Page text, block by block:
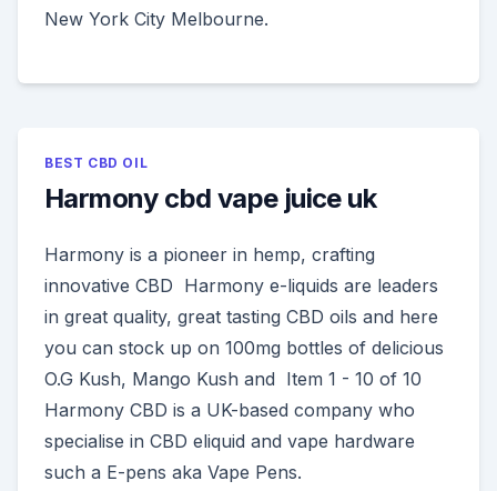
New York City Melbourne.
BEST CBD OIL
Harmony cbd vape juice uk
Harmony is a pioneer in hemp, crafting
innovative CBD Harmony e-liquids are leaders
in great quality, great tasting CBD oils and here
you can stock up on 100mg bottles of delicious
O.G Kush, Mango Kush and Item 1 - 10 of 10
Harmony CBD is a UK-based company who
specialise in CBD eliquid and vape hardware
such a E-pens aka Vape Pens.